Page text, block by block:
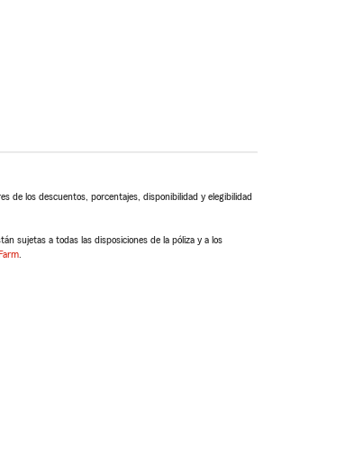
de los descuentos, porcentajes, disponibilidad y elegibilidad
sujetas a todas las disposiciones de la póliza y a los